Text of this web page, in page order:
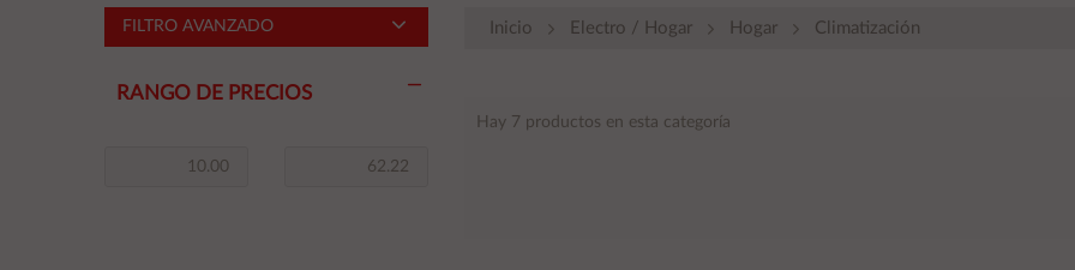
FILTRO AVANZADO
RANGO DE PRECIOS
Inicio Electro / Hogar Hogar Climatización
Hay 7 productos en esta categoría